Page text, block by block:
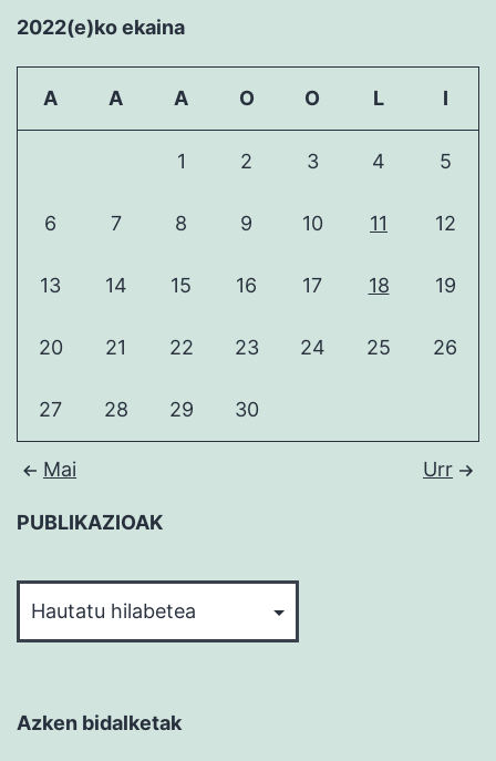
2022(e)ko ekaina
A A A O O L I
1 2 3 4 5
6 7 8 9 10 11 12
13 14 15 16 17 18 19
20 21 22 23 24 25 26
27 28 29 30
Mai Urr
PUBLIKAZIOAK
Azken bidalketak